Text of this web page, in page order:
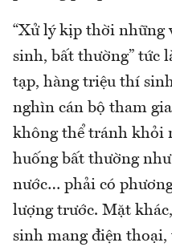
“Xử lý kịp thời những
sinh, bất thường” tức
tạp, hàng triệu thí
nghìn cán bộ tham
không thể tránh khỏi
huống bất thường
nước… phải có
lượng trước. Mặt
sinh mang điện